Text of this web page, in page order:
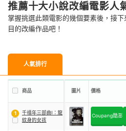
推薦十大小說改編電影人
掌握挑選此類電影的幾個要素後，接
目的改編作品吧！
人氣排行
商品 圖片 價格
1
千禧年三部曲I：龍
紋身的女孩
Coupang酷澎